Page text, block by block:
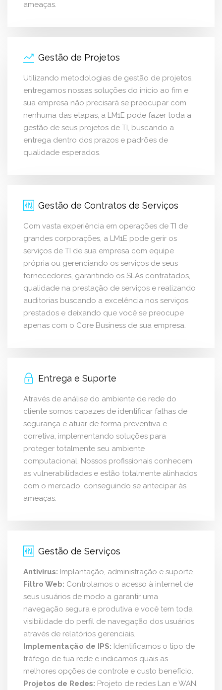
ameaças.
Gestão de Projetos
Utilizando metodologias de gestão de projetos,
entregamos nossas soluções do início ao fim e
sua empresa não precisará se preocupar com
nenhuma das etapas, a LM1E pode fazer toda a
gestão de seus projetos de TI, buscando a
entrega dentro dos prazos e padrões de
qualidade esperados.
Gestão de Contratos de Serviços
Com vasta experiência em operações de TI de
grandes corporações, a LM1E pode gerir os
serviços de TI de sua empresa com equipe
própria ou gerenciando os serviços de seus
fornecedores, garantindo os SLAs contratados,
qualidade na prestação de serviços e realizando
auditorias buscando a excelência nos serviços
prestados e deixando que você se preocupe
apenas com o Core Business de sua empresa.
Entrega e Suporte
Através de análise do ambiente de rede do
cliente somos capazes de identificar falhas de
segurança e atuar de forma preventiva e
corretiva, implementando soluções para
proteger totalmente seu ambiente
computacional. Nossos profissionais conhecem
as vulnerabilidades e estão totalmente alinhados
com o mercado, conseguindo se antecipar às
ameaças.
Gestão de Serviços
Antivirus: Implantação, administração e suporte.
Filtro Web: Controlamos o acesso à internet de
seus usuários de modo a garantir uma
navegação segura e produtiva e você tem toda
visibilidade do perfil de navegação dos usuários
através de relatórios gerenciais.
Implementação de IPS: Identificamos o tipo de
tráfego de tua rede e indicamos quais as
melhores opções de controle e custo benefício.
Projetos de Redes: Projeto de redes Lan e WAN,